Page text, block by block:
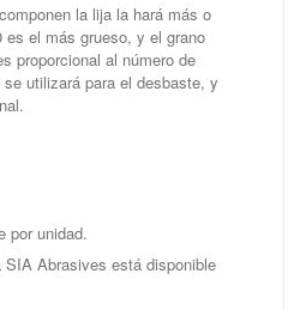
la lija la hará más o
es el más grueso, y el grano
proporcional al número de
utilizará para el desbaste, y
por unidad.
Abrasives está disponible